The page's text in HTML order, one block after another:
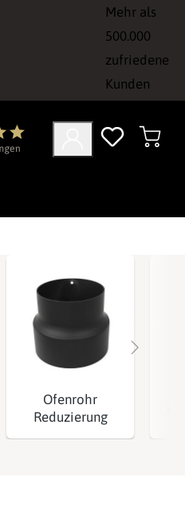
Mehr als
500.000
zufriedene
Kunden
Ofenrohr
Reduzierung